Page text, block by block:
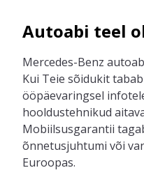
Autoabi teel
Mercedes-Benz
Kui Teie sõidukit tabab
ööpäevaringsel info
hooldustehnikud
Mobiilsusgarantii
õnnetusjuhtumi või
Euroopas.